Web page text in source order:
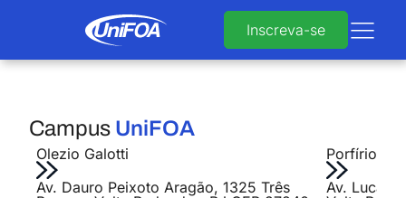
Inscreva-se
Campus UniFOA
Olezio Galotti
Av. Dauro Peixoto Aragão, 1325 Três
Porfírio
Av. Lucas